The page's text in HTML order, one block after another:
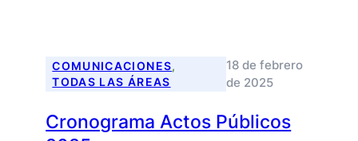
–
Prog.
COMUNICACIONES
TODAS LAS ÁREAS
18 de febrero
de 2025
Cronograma Actos Públicos